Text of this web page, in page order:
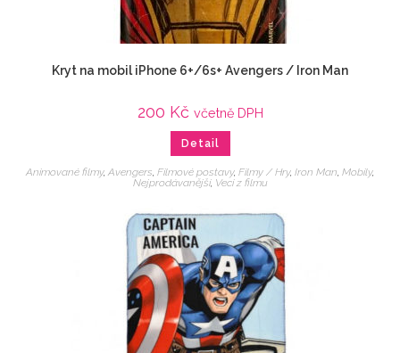
Kryt na mobil iPhone 6+/6s+ Avengers / Iron Man
200 Kč včetně DPH
Detail
Animované filmy, Avengers Filmové postavy, Filmy / Hry, Iron Man Mobily,
Nejprodávanější, Veci z filmu